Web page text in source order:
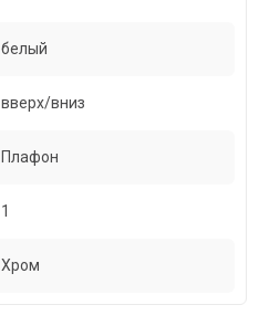
белый
вверх/вниз
Плафон
1
Хром